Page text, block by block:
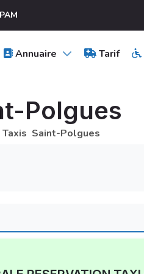
Annuaire Tarif
Polgues
Taxis Saint-Polgues